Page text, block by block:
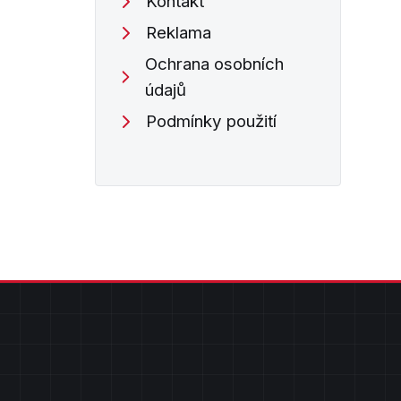
Reklama
Ochrana osobních
údajů
Podmínky použití